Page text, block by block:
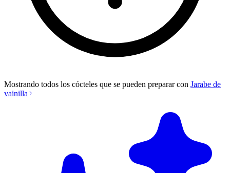
Mostrando todos los cócteles que se pueden preparar con Jarabe de
vainilla